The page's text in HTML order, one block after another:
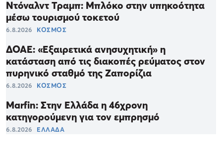
Ντόναλντ Τραμπ: Μπλόκο στην υπηκοότητα
μέσω τουρισμού τοκετού
6.8.2026 ΚΟΣΜΟΣ
ΔΟΑΕ: «Εξαιρετικά ανησυχητική» η
κατάσταση από τις διακοπές ρεύματος στον
πυρηνικό σταθμό της Ζαπορίζια
6.8.2026 ΚΟΣΜΟΣ
Marfin: Στην Ελλάδα η 46χρονη
κατηγορούμενη για τον εμπρησμό
6.8.2026 ΕΛΛΑΔΑ